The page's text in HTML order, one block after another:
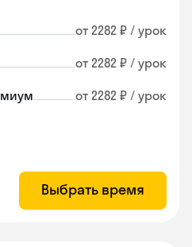
от 2282 ₽ / урок
от 2282 ₽ / урок
от 2282 ₽ / урок
Выбрать время